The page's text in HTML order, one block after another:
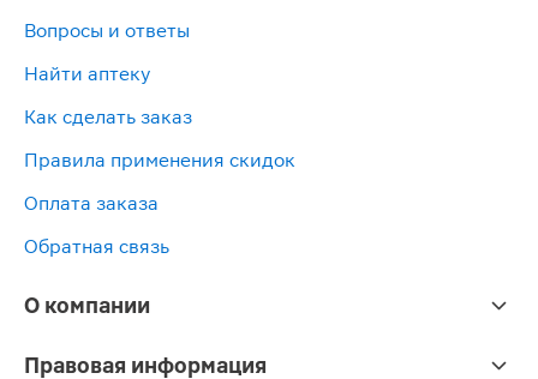
Вопросы и ответы
Найти аптеку
Как сделать заказ
Правила применения скидок
Оплата заказа
Обратная связь
О компании
Правовая информация